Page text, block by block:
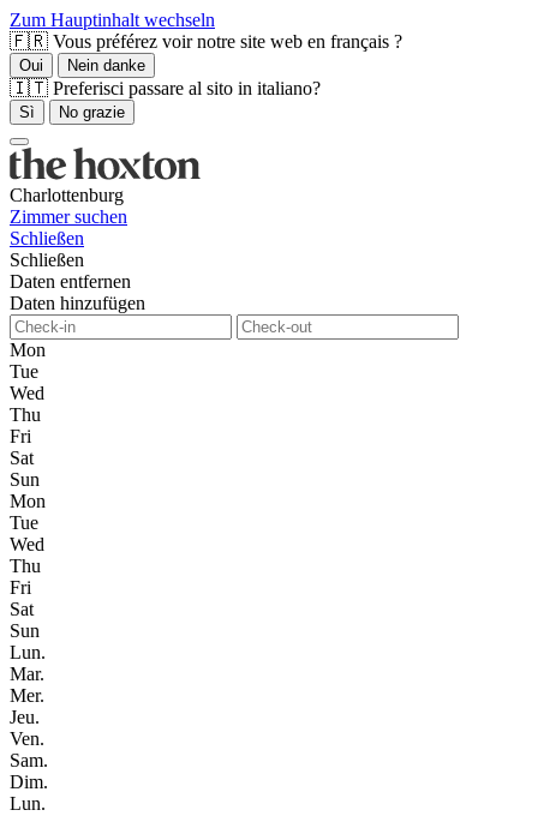
Zum Hauptinhalt wechseln
🇫🇷 Vous préférez voir notre site web en français ?
Oui Nein danke
🇮🇹 Preferisci passare al sito in italiano?
Sì No grazie
Charlottenburg
Zimmer suchen
Schließen
Schließen
Daten entfernen
Daten hinzufügen
Mon
Tue
Wed
Thu
Fri
Sat
Sun
Mon
Tue
Wed
Thu
Fri
Sat
Sun
Lun.
Mar.
Mer.
Jeu.
Ven.
Sam.
Dim.
Lun.